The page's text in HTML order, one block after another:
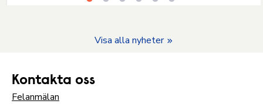
Visa alla nyheter
Kontakta oss
Felanmälan